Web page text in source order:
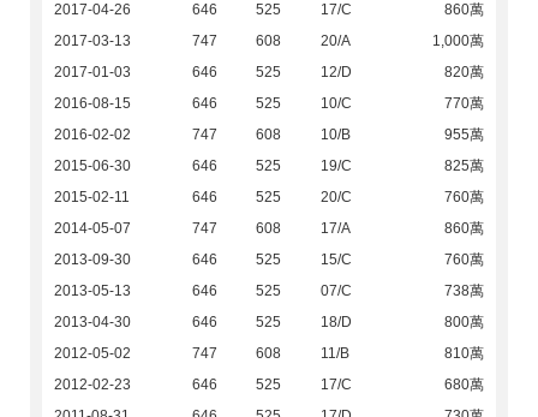
2017-04-26
646 525 17/C
860萬
2017-03-13
747 608 20/A
1,000萬
2017-01-03
646 525 12/D
820萬
2016-08-15
646 525 10/C
770萬
2016-02-02
747 608 10/B
955萬
2015-06-30
646 525 19/C
825萬
2015-02-11
646 525 20/C
760萬
2014-05-07
747 608 17/A
860萬
2013-09-30
646 525 15/C
760萬
2013-05-13
646 525 07/C
738萬
2013-04-30
646 525 18/D
800萬
2012-05-02
747 608 11/B
810萬
2012-02-23
646 525 17/C
680萬